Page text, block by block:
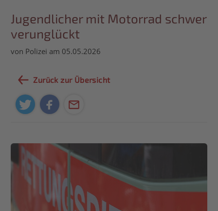
Jugendlicher mit Motorrad schwer
verunglückt
von Polizei am 05.05.2026
Zurück zur Übersicht